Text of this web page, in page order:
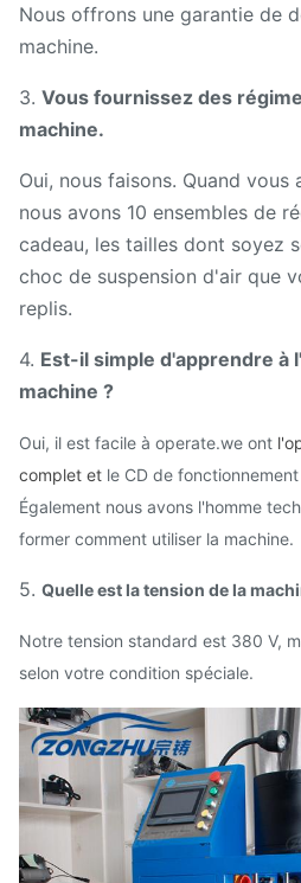
Nous offrons une garantie de
machine.
3. Vous fournissez des
machine.
Oui, nous faisons. Quand vous
nous avons 10 ensembles de
cadeau, les tailles dont soyez
choc de suspension d'air que
replis.
4. Est-il simple d'apprendre à
machine ?
Oui, il est facile à operate.we ont
complet et le CD de
Également nous avons l'homme
former comment utiliser la machine.
5. Quelle est la tension de la
Notre tension standard est 380 V,
selon votre condition spéciale.